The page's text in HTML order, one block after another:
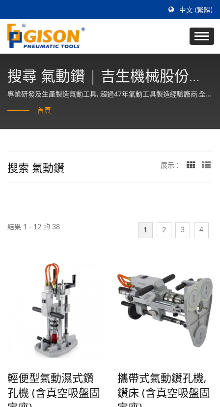
中文 (繁體)
搜尋 氣動鑽 | 吉生機械股份有
限公司
專業研發及生產製造氣動工具, 超過47年氣動工具製造經驗廠商,全部
產品均為台灣製造
首頁
搜索 氣動鑽 展示：
結果 1 - 12 的 38 1 2 3 4
輕便型氣動濕式鑽
孔機 (含真空吸盤固
攜帶式氣動鑽孔機,
鑽床 (含真空吸盤固